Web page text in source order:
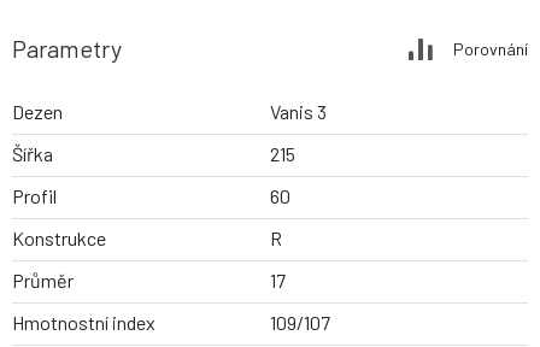
Parametry Porovnání
Dezen
Vanis 3
Šířka
215
Profil
60
Konstrukce
R
Průměr
17
Hmotnostní index
109/107